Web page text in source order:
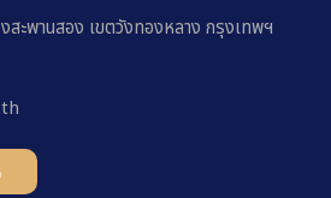
ะพานสอง เขตวังทองหลาง กรุงเทพฯ